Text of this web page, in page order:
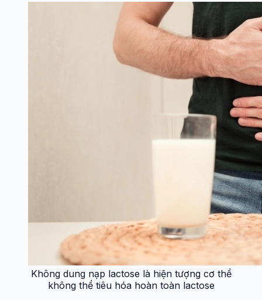
Không dung nạp lactose là hiện tượng cơ thể
không thể tiêu hóa hoàn toàn lactose